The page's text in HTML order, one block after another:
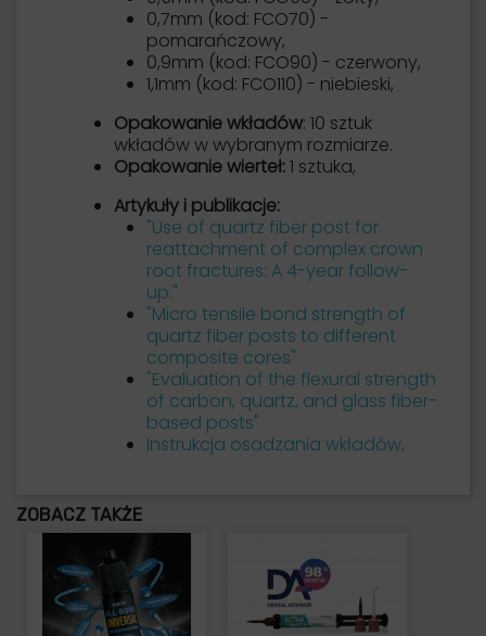
0,7mm (kod: FCO70) -
pomarańczowy,
0,9mm (kod: FCO90) - czerwony,
1,1mm (kod: FCO110) - niebieski,
Opakowanie wkładów: 10 sztuk
wkładów w wybranym rozmiarze.
Opakowanie wierteł:1 sztuka,
Artykuły i publikacje:
"Use of quartz fiber post for
reattachment of complex crown
root fractures: A 4-year follow-
up."
"Micro tensile bond strength of
quartz fiber posts to different
composite cores"
"Evaluation of the flexural strength
of carbon, quartz, and glass fiber-
based posts"
Instrukcja osadzania wkładów,
ZOBACZ TAKŻE